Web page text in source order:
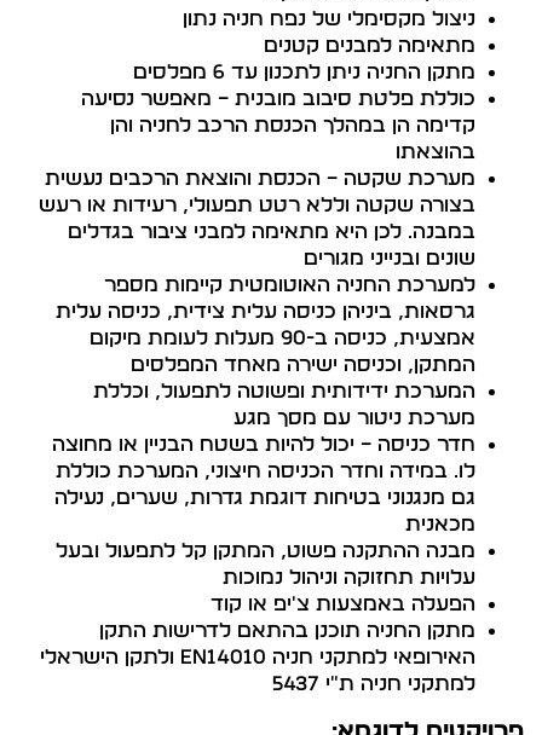
ניצול מקסימלי של נפח חניה נתון
מתאימה למבנים קטנים
מתקן החניה ניתן לתכנון עד 6 מפלסים
כוללת פלטת סיבוב מובנית – מאפשר נסיעה
קדימה הן במהלך הכנסת הרכב לחניה והן
בהוצאתו
מערכת שקטה – הכנסת והוצאת הרכבים נעשית
בצורה שקטה וללא רטט תפעולי, רעידות או רעש
במבנה. לכן היא מתאימה למבני ציבור בגדלים
שונים ובנייני מגורים
למערכת החניה האוטומטית קיימות מספר
גרסאות, ביניהן כניסה עלית צידית, כניסה עלית
אמצעית, כניסה ב-90 מעלות לעומת מיקום
המתקן, וכניסה ישירה מאחד המפלסים
המערכת ידידותית ופשוטה לתפעול, וכללת
מערכת ניטור עם מסך מגע
חדר כניסה – יכול להיות בשטח הבניין או מחוצה
לו. במידה וחדר הכניסה חיצוני, המערכת כוללת
גם מנגנוני בטיחות דוגמת גדרות, שערים, נעילה
מכאנית
מבנה ההתקנה פשוט, המתקן קל לתפעול ובעל
עלויות תחזוקה וניהול נמוכות
הפעלה באמצעות צ'יפ או קוד
מתקן החניה תוכנן בהתאם לדרישות התקן
האירופאי למתקני חניה EN14010 ולתקן הישראלי
למתקני חניה ת"י 5437